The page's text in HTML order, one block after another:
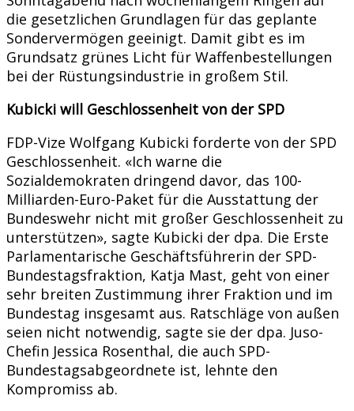
die gesetzlichen Grundlagen für das geplante
Sondervermögen geeinigt. Damit gibt es im
Grundsatz grünes Licht für Waffenbestellungen
bei der Rüstungsindustrie in großem Stil.
Kubicki will Geschlossenheit von der SPD
FDP-Vize Wolfgang Kubicki forderte von der SPD
Geschlossenheit. «Ich warne die
Sozialdemokraten dringend davor, das 100-
Milliarden-Euro-Paket für die Ausstattung der
Bundeswehr nicht mit großer Geschlossenheit zu
unterstützen», sagte Kubicki der dpa. Die Erste
Parlamentarische Geschäftsführerin der SPD-
Bundestagsfraktion, Katja Mast, geht von einer
sehr breiten Zustimmung ihrer Fraktion und im
Bundestag insgesamt aus. Ratschläge von außen
seien nicht notwendig, sagte sie der dpa. Juso-
Chefin Jessica Rosenthal, die auch SPD-
Bundestagsabgeordnete ist, lehnte den
Kompromiss ab.